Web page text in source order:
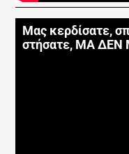
Μας κερδίσατε,
στήσατε, ΜΑ ΔΕΝ